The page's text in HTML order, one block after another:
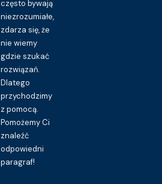
często bywają
niezrozumiałe,
zdarza się, że
nie wiemy
gdzie szukać
rozwiązań.
Dlatego
przychodzimy
z pomocą.
Pomożemy Ci
znaleźć
odpowiedni
paragraf!